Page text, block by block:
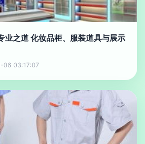
业之道 化妆品柜、服装道具与展示
06 03:17:07